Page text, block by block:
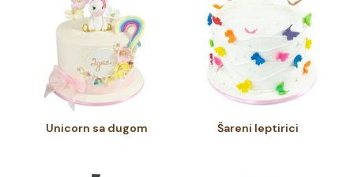
Unicorn sa dugom Šareni leptirici